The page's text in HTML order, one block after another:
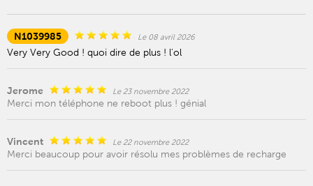
N1039985 Le 08 avril 2026
Very Very Good ! quoi dire de plus ! l'ol
Jerome Le 23 novembre 2022
Merci mon téléphone ne reboot plus ! génial
Vincent Le 22 novembre 2022
Merci beaucoup pour avoir résolu mes problèmes de recharge